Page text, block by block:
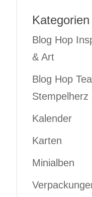
Kategorien
Blog Hop
& Art
Blog Hop
Stempelherz
Kalender
Karten
Minialben